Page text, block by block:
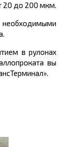
20 до 200 мкм.
в рулонах
вы